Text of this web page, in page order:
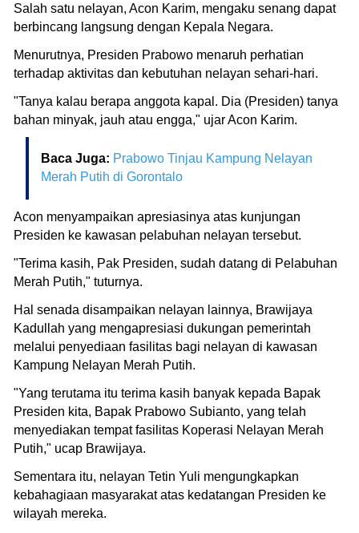
Salah satu nelayan, Acon Karim, mengaku senang dapat
berbincang langsung dengan Kepala Negara.
Menurutnya, Presiden Prabowo menaruh perhatian
terhadap aktivitas dan kebutuhan nelayan sehari-hari.
"Tanya kalau berapa anggota kapal. Dia (Presiden) tanya
bahan minyak, jauh atau engga," ujar Acon Karim.
Baca Juga: Prabowo Tinjau Kampung Nelayan
Merah Putih di Gorontalo
Acon menyampaikan apresiasinya atas kunjungan
Presiden ke kawasan pelabuhan nelayan tersebut.
"Terima kasih, Pak Presiden, sudah datang di Pelabuhan
Merah Putih," tuturnya.
Hal senada disampaikan nelayan lainnya, Brawijaya
Kadullah yang mengapresiasi dukungan pemerintah
melalui penyediaan fasilitas bagi nelayan di kawasan
Kampung Nelayan Merah Putih.
"Yang terutama itu terima kasih banyak kepada Bapak
Presiden kita, Bapak Prabowo Subianto, yang telah
menyediakan tempat fasilitas Koperasi Nelayan Merah
Putih," ucap Brawijaya.
Sementara itu, nelayan Tetin Yuli mengungkapkan
kebahagiaan masyarakat atas kedatangan Presiden ke
wilayah mereka.